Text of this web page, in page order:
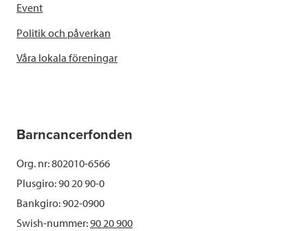
Event
Politik och påverkan
Våra lokala föreningar
Barncancerfonden
Org. nr: 802010-6566
Plusgiro: 90 20 90-0
Bankgiro: 902-0900
Swish-nummer:90 20 900